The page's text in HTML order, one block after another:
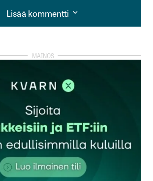
Lisää kommentti
Lisää kommentti
kirjautua
ei julkaista.Pakolliset
*